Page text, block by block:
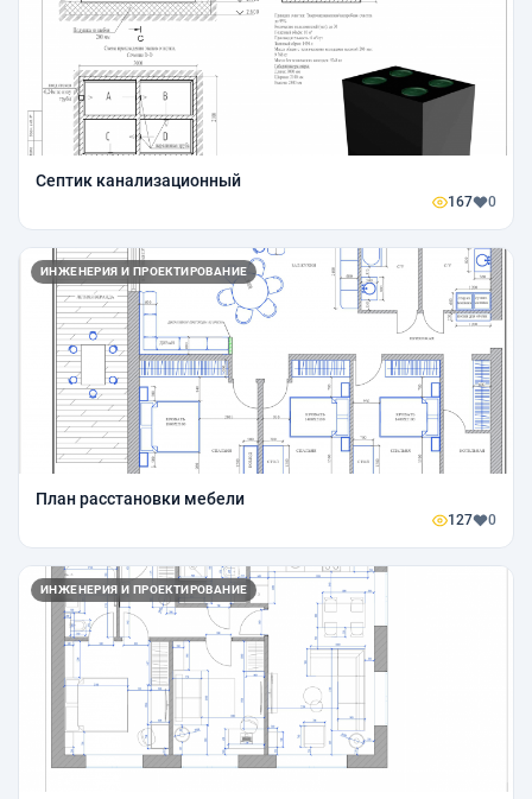
Септик канализационный
167 0
ИНЖЕНЕРИЯ И ПРОЕКТИРОВАНИЕ
План расстановки мебели
127 0
ИНЖЕНЕРИЯ И ПРОЕКТИРОВАНИЕ